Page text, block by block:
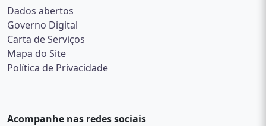
Dados abertos
Governo Digital
Carta de Serviços
Mapa do Site
Política de Privacidade
Acompanhe nas redes sociais